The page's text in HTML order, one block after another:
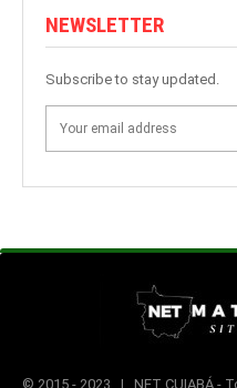
NEWSLETTER
Subscribe to stay updated.
© 2015 - 2023 | NET CUIABÁ -